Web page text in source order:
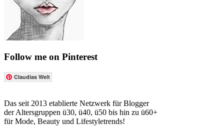
Follow me on Pinterest
Claudias Welt
Das seit 2013 etablierte Netzwerk für Blogger
der Altersgruppen ü30, ü40, ü50 bis hin zu ü60+
für Mode, Beauty und Lifestyletrends!